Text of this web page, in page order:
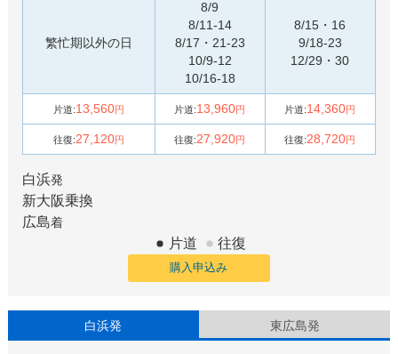
繁忙期以外の日
8/9
8/11-14
8/17・21-23
10/9-12
10/16-18
8/15・16
9/18-23
12/29・30
片道:13,560円 片道:13,960円 片道:14,360円
往復:27,120円 往復:27,920円 往復:28,720円
白浜発
新大阪乗換
広島着
片道 往復
購入申込み
白浜発 東広島発